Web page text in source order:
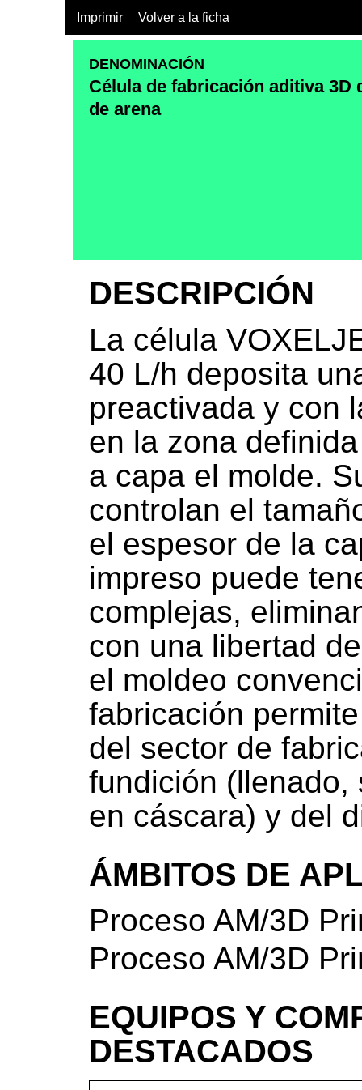
Imprimir Volver a la ficha
DENOMINACIÓN
Célula de fabricación aditiva 3D
de arena
DESCRIPCIÓN
La célula
40 L/h deposita
preactivada y con
en la zona
a capa el molde.
controlan el
el espesor de la
impreso puede
complejas,
con una libertad
el moldeo
fabricación
del sector de
fundición (llenado,
en cáscara) y del
ÁMBITOS DE
Proceso AM/3D
Proceso AM/3D
EQUIPOS Y
DESTACADOS